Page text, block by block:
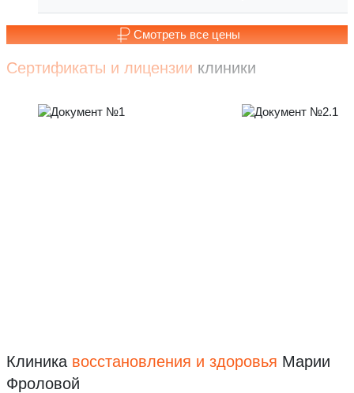
Смотреть все цены
Сертификаты и лицензии клиники
Клиника восстановления и здоровья Марии
Фроловой